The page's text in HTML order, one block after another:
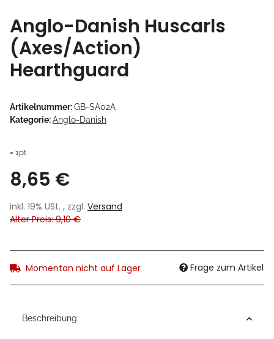
Anglo-Danish Huscarls
(Axes/Action)
Hearthguard
Artikelnummer:GB-SA02A
Kategorie:Anglo-Danish
= 1pt
8,65 €
inkl. 19% USt. , zzgl. Versand
Alter Preis: 9,10 €
Momentan nicht auf Lager Frage zum Artikel
Beschreibung